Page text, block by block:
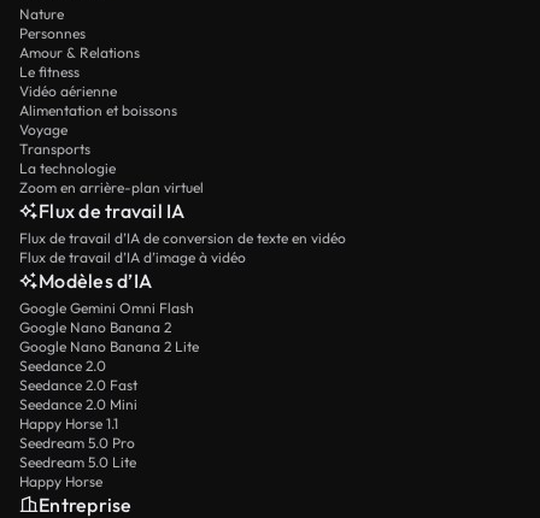
Nature
Personnes
Amour & Relations
Le fitness
Vidéo aérienne
Alimentation et boissons
Voyage
Transports
La technologie
Zoom en arrière-plan virtuel
Flux de travail IA
Flux de travail d’IA de conversion de texte en vidéo
Flux de travail d’IA d’image à vidéo
Modèles d’IA
Google Gemini Omni Flash
Google Nano Banana 2
Google Nano Banana 2 Lite
Seedance 2.0
Seedance 2.0 Fast
Seedance 2.0 Mini
Happy Horse 1.1
Seedream 5.0 Pro
Seedream 5.0 Lite
Happy Horse
Entreprise